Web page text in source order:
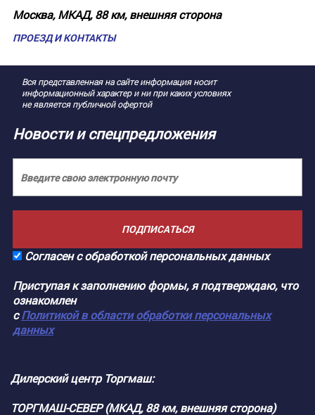
Москва, МКАД, 88 км, внешняя сторона
ПРОЕЗД И КОНТАКТЫ
Вся представленная на сайте информация носит
информационный характер и ни при каких условиях
не является публичной офертой
Новости и спецпредложения
ПОДПИСАТЬСЯ
Согласен с обработкой персональных данных
Приступая к заполнению формы, я подтверждаю, что
ознакомлен
сПолитикой в области обработки персональных
данных
Дилерский центр Торгмаш:
ТОРГМАШ-СЕВЕР (МКАД, 88 км, внешняя сторона)